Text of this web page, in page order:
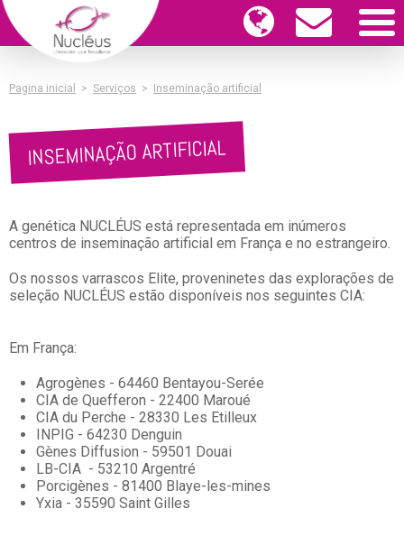
Pagina inicial > Serviços > Inseminação artificial
INSEMINAÇÃO ARTIFICIAL
A genética NUCLÉUS está representada em inúmeros
centros de inseminação artificial em França e no estrangeiro.
Os nossos varrascos Elite, proveninetes das explorações de
seleção NUCLÉUS estão disponíveis nos seguintes CIA:
Em França:
Agrogènes - 64460 Bentayou-Serée
CIA de Quefferon - 22400 Maroué
CIA du Perche - 28330 Les Etilleux
INPIG - 64230 Denguin
Gènes Diffusion - 59501 Douai
LB-CIA - 53210 Argentré
Porcigènes - 81400 Blaye-les-mines
Yxia - 35590 Saint Gilles